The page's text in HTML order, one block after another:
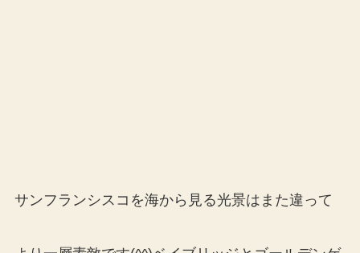
サンフランシスコを海から見る光景はまた違って